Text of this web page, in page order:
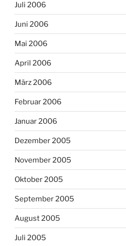
Juli 2006
Juni 2006
Mai 2006
April 2006
März 2006
Februar 2006
Januar 2006
Dezember 2005
November 2005
Oktober 2005
September 2005
August 2005
Juli 2005